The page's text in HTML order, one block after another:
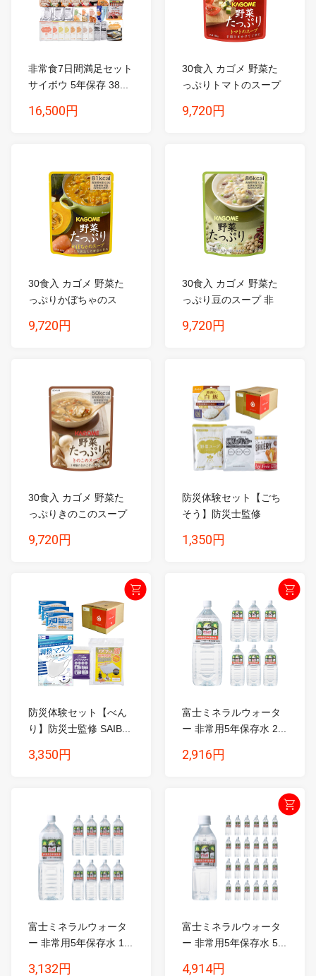
非常食7日間満足セット
サイボウ 5年保存 38...
16,500円
30食入 カゴメ 野菜た
っぷりトマトのスープ
9,720円
30食入 カゴメ 野菜た
っぷりかぼちゃのス
9,720円
30食入 カゴメ 野菜た
っぷり豆のスープ 非
9,720円
30食入 カゴメ 野菜た
っぷりきのこのスープ
9,720円
防災体験セット【ごち
そう】防災士監修
1,350円
防災体験セット【べん
り】防災士監修 SAIB...
3,350円
富士ミネラルウォータ
ー 非常用5年保存水 2...
2,916円
富士ミネラルウォータ
ー 非常用5年保存水 1...
3,132円
富士ミネラルウォータ
ー 非常用5年保存水 5...
4,914円